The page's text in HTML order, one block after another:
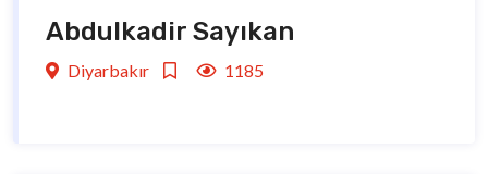
Abdulkadir Sayıkan
Diyarbakır 1185